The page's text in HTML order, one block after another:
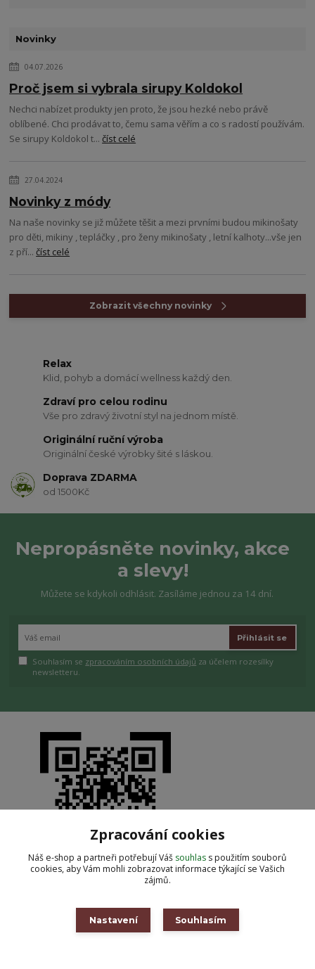
Novinky
04.07.2026
Proč jsem si vybrala sirupy Koldokol
Nechci nabízet produkty jen proto, že jsou hezké nebo právě
oblíbené. Chci prodávat to, čemu sama věřím a co s radostí používám.
Se sirupy Koldokol t...číst celé
27.04.2024
Novinky z módy
Na naše novinky se již můžete těšit a mezi prvními budou mikinošaty
pro děti, mikiny , tepláčky , pro ženy mikinošaty , letní kalhoty...vše jen
z pří...číst celé
Zobrazit všechny novinky
Relax
Klid, pohyb a domácí wellness každý den.
Zdraví pro celou rodinu
Vše pro zdravý životní styl na jednom místě.
Originální ruční výroba
Originální české výrobky šité s láskou.
Doprava ZDARMA
od 1500Kč
Nepropásněte novinky, akce
a slevy!
Můžete se kdykoli odhlásit. Zasíláme jednou za 14 dní.
Přihlásit se
Souhlasím se zpracováním osobních údajů za účelem rozesílky
newsletteru.
Zpracování cookies
Náš e-shop a partneři potřebují Váš souhlas s použitím souborů
cookies, aby Vám mohli zobrazovat informace týkající se Vašich
zájmů.
Nastavení Souhlasím